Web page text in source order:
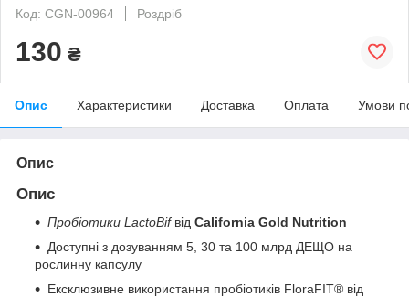
Код: CGN-00964
Роздріб
130 ₴
Опис Характеристики Доставка Оплата Умови
Опис
Опис
Пробіотики LactoBifвід California Gold Nutrition
Доступні з дозуванням 5, 30 та 100 млрд ДЕЩО на
рослинну капсулу
Ексклюзивне використання пробіотиків FloraFIT® від